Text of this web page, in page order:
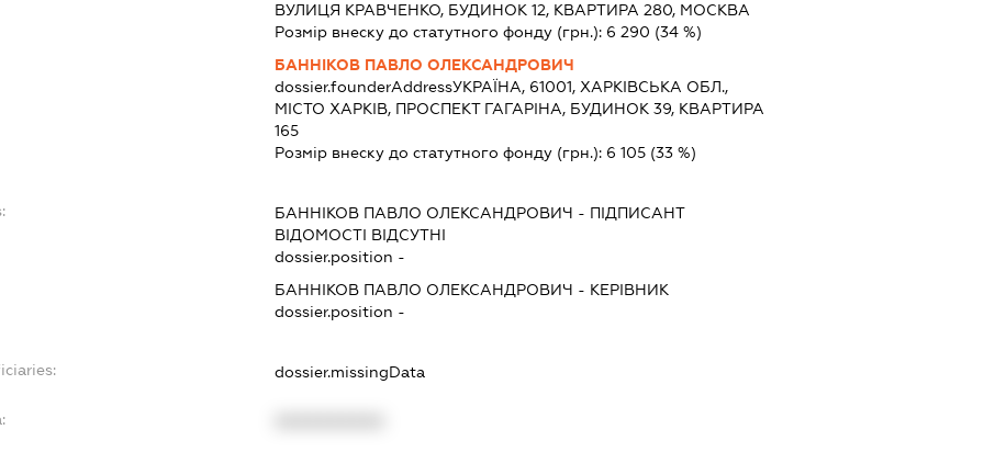
ВУЛИЦЯ КРАВЧЕНКО, БУДИНОК 12, КВАРТИРА 280, МОСКВА
Розмір внеску до статутного фонду (грн.): 6 290 (34 %)
БАННІКОВ ПАВЛО ОЛЕКСАНДРОВИЧ
dossier.founderAddressУКРАЇНА, 61001, ХАРКІВСЬКА ОБЛ.,
МІСТО ХАРКІВ, ПРОСПЕКТ ГАГАРІНА, БУДИНОК 39, КВАРТИРА
165
Розмір внеску до статутного фонду (грн.): 6 105 (33 %)
БАННІКОВ ПАВЛО ОЛЕКСАНДРОВИЧ - ПІДПИСАНТ
ВІДОМОСТІ ВІДСУТНІ
dossier.position -
БАННІКОВ ПАВЛО ОЛЕКСАНДРОВИЧ - КЕРІВНИК
dossier.position -
dossier.missingData